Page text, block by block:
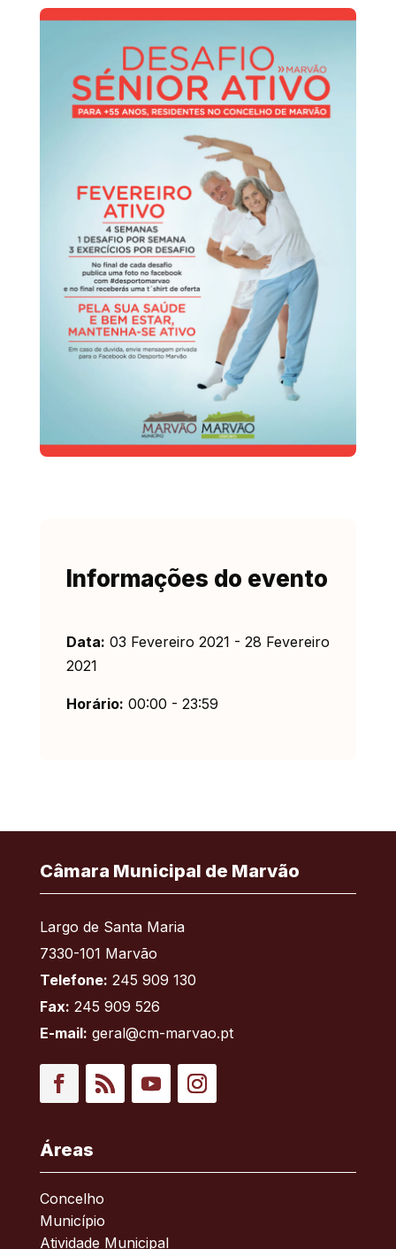
Informações do evento
Data: 03 Fevereiro 2021 - 28 Fevereiro
2021
Horário: 00:00 - 23:59
Câmara Municipal de Marvão
Largo de Santa Maria
7330-101 Marvão
Telefone: 245 909 130
Fax: 245 909 526
E-mail: geral@cm-marvao.pt
Áreas
Concelho
Município
Atividade Municipal